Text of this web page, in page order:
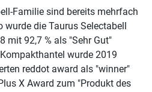
Familie sind bereits mehrfach
wurde die Taurus Selectabell
mit 92,7 % als "Sehr Gut"
wurde 2019
reddot award als "winner"
X Award zum "Produkt des